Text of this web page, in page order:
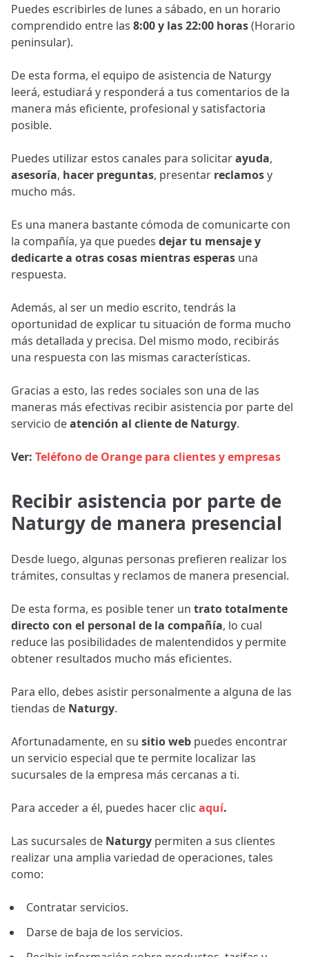
Puedes escribirles de lunes a sábado, en un horario
comprendido entre las 8:00 y las 22:00 horas(Horario
peninsular).
De esta forma, el equipo de asistencia de Naturgy
leerá, estudiará y responderá a tus comentarios de la
manera más eficiente, profesional y satisfactoria
posible.
Puedes utilizar estos canales para solicitarayuda,
asesoría, hacer preguntas, presentar reclamosy
mucho más.
Es una manera bastante cómoda de comunicarte con
la compañía, ya que puedes dejar tu mensaje y
dedicarte a otras cosas mientras esperas una
respuesta.
Además, al ser un medio escrito, tendrás la
oportunidad de explicar tu situación de forma mucho
más detallada y precisa. Del mismo modo, recibirás
una respuesta con las mismas características.
Gracias a esto, las redes sociales son una de las
maneras más efectivas recibir asistencia por parte del
servicio deatención al cliente de Naturgy.
Ver: Teléfono de Orange para clientes y empresas
Recibir asistencia por parte de
Naturgy de manera presencial
Desde luego, algunas personas prefieren realizar los
trámites, consultas y reclamos de manera presencial.
De esta forma, es posible tener un trato totalmente
directo con el personal de la compañía, lo cual
reduce las posibilidades de malentendidos y permite
obtener resultados mucho más eficientes.
Para ello, debes asistir personalmente a alguna de las
tiendas de Naturgy.
Afortunadamente, en su sitio web puedes encontrar
un servicio especial que te permite localizar las
sucursales de la empresa más cercanas a ti.
Para acceder a él, puedes hacer clic aquí.
Las sucursales de Naturgy permiten a sus clientes
realizar una amplia variedad de operaciones, tales
como:
Contratar servicios.
Darse de baja de los servicios.